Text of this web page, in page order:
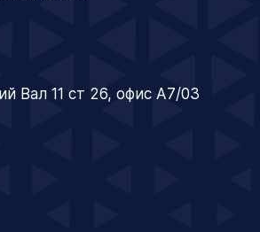
Вал 11 ст 26, офис А7/03